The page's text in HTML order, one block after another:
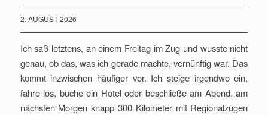
2. AUGUST 2026
Ich saß letztens, an einem Freitag im Zug und wusste nicht
genau, ob das, was ich gerade machte, vernünftig war. Das
kommt inzwischen häufiger vor. Ich steige irgendwo ein,
fahre los, buche ein Hotel oder beschließe am Abend, am
nächsten Morgen knapp 300 Kilometer mit Regionalzügen